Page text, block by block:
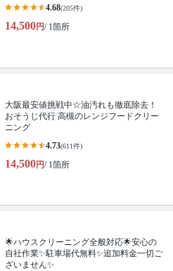
4.68(205件)
14,500円/ 1箇所
大阪最安値挑戦中☆油汚れも徹底除去！
おそうじ代行 高槻のレンジフードクリー
ニング
4.73(611件)
14,500円/ 1箇所
🌟ハウスクリーニング全般対応🌟安心の
自社作業✨️駐車場代無料✨️追加料金一切ご
ざいません✨